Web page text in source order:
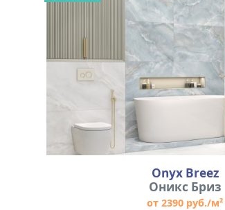
Onyx Breez
Оникс Бриз
от 2390 руб./м²